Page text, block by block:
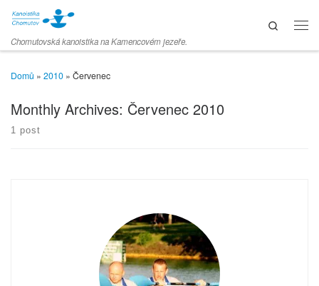
Skip to content
Chomutovská kanoistika na Kamencovém jezeře.
Search
Domů » 2010 » Červenec
Monthly Archives: Červenec 2010
1 post